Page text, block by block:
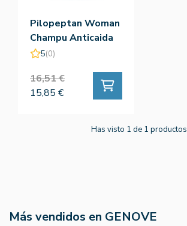
Pilopeptan Woman
Champu Anticaida
250ML - Genove
5(0)
16,51 €
15,85 €
Has visto 1 de 1 productos
Más vendidos en GENOVE